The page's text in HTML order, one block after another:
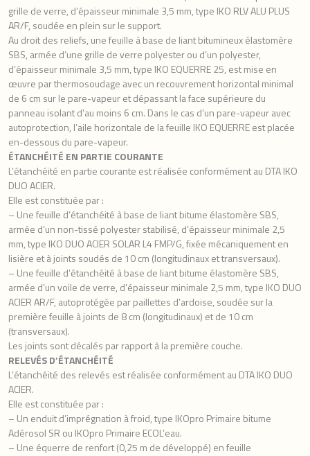
grille de verre, d’épaisseur minimale 3,5 mm, type IKO RLV ALU PLUS
AR/F, soudée en plein sur le support.
Au droit des reliefs, une feuille à base de liant bitumineux élastomère
SBS, armée d’une grille de verre polyester ou d’un polyester,
d’épaisseur minimale 3,5 mm, type IKO EQUERRE 25, est mise en
œuvre par thermosoudage avec un recouvrement horizontal minimal
de 6 cm sur le pare-vapeur et dépassant la face supérieure du
panneau isolant d’au moins 6 cm. Dans le cas d’un pare-vapeur avec
autoprotection, l’aile horizontale de la feuille IKO EQUERRE est placée
en-dessous du pare-vapeur.
ÉTANCHÉITÉ EN PARTIE COURANTE
L’étanchéité en partie courante est réalisée conformément au DTA IKO
DUO ACIER.
Elle est constituée par :
– Une feuille d’étanchéité à base de liant bitume élastomère SBS,
armée d’un non-tissé polyester stabilisé, d’épaisseur minimale 2,5
mm, type IKO DUO ACIER SOLAR L4 FMP/G, fixée mécaniquement en
lisière et à joints soudés de 10 cm (longitudinaux et transversaux).
– Une feuille d’étanchéité à base de liant bitume élastomère SBS,
armée d’un voile de verre, d’épaisseur minimale 2,5 mm, type IKO DUO
ACIER AR/F, autoprotégée par paillettes d’ardoise, soudée sur la
première feuille à joints de 8 cm (longitudinaux) et de 10 cm
(transversaux).
Les joints sont décalés par rapport à la première couche.
RELEVÉS D’ÉTANCHÉITÉ
L’étanchéité des relevés est réalisée conformément au DTA IKO DUO
ACIER.
Elle est constituée par :
– Un enduit d’imprégnation à froid, type IKOpro Primaire bitume
Adérosol SR ou IKOpro Primaire ECOL’eau.
– Une équerre de renfort (0,25 m de développé) en feuille